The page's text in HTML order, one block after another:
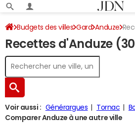
Budgets des villes Gard Anduze
Recettes d'Anduze
Voir aussi : Générargues Tornac
Comparer Anduze à une autre ville